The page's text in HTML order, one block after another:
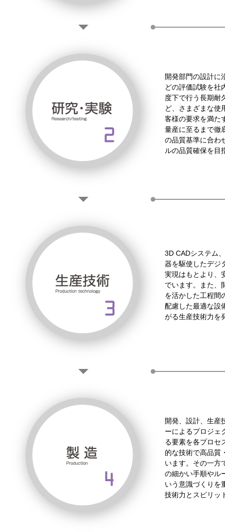
開発部門の設計に
どの評価試験を社
度下で行う長期耐
ど、さまざまな使
客様の要求を満た
量産に至るまで徹
の品質基準に合わ
ルの品質確保を目
3D CADシステム
器を駆使したデジ
実現はもとより、
でいます。また、
を活かした工程間
配慮した最適な設
がる生産技術力を
開発、設計、生産
ーによるプロジェ
る要素を各プロセ
的な技術で高品質
います。その一方
の細かい手順やル
いう意識づくりを
技術力とスピリッ